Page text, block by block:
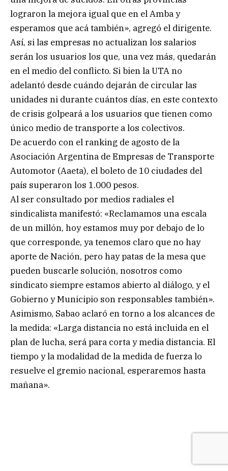
lograron la mejora igual que en el Amba y
esperamos que acá también», agregó el dirigente.
Así, si las empresas no actualizan los salarios
serán los usuarios los que, una vez más, quedarán
en el medio del conflicto. Si bien la UTA no
adelantó desde cuándo dejarán de circular las
unidades ni durante cuántos días, en este contexto
de crisis golpeará a los usuarios que tienen como
único medio de transporte a los colectivos.
De acuerdo con el ranking de agosto de la
Asociación Argentina de Empresas de Transporte
Automotor (Aaeta), el boleto de 10 ciudades del
país superaron los 1.000 pesos.
Al ser consultado por medios radiales el
sindicalista manifestó: «Reclamamos una escala
de un millón, hoy estamos muy por debajo de lo
que corresponde, ya tenemos claro que no hay
aporte de Nación, pero hay patas de la mesa que
pueden buscarle solución, nosotros como
sindicato siempre estamos abierto al diálogo, y el
Gobierno y Municipio son responsables también».
Asimismo, Sabao aclaró en torno a los alcances de
la medida: «Larga distancia no está incluida en el
plan de lucha, será para corta y media distancia. El
tiempo y la modalidad de la medida de fuerza lo
resuelve el gremio nacional, esperaremos hasta
mañana».